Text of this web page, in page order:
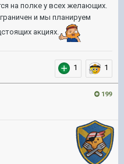
на полке у всех желающих.
и мы планируем
акциях.
1 1
199